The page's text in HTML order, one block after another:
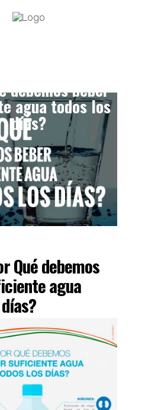
debemos beber
agua todos los
días?
Qué debemos
agua